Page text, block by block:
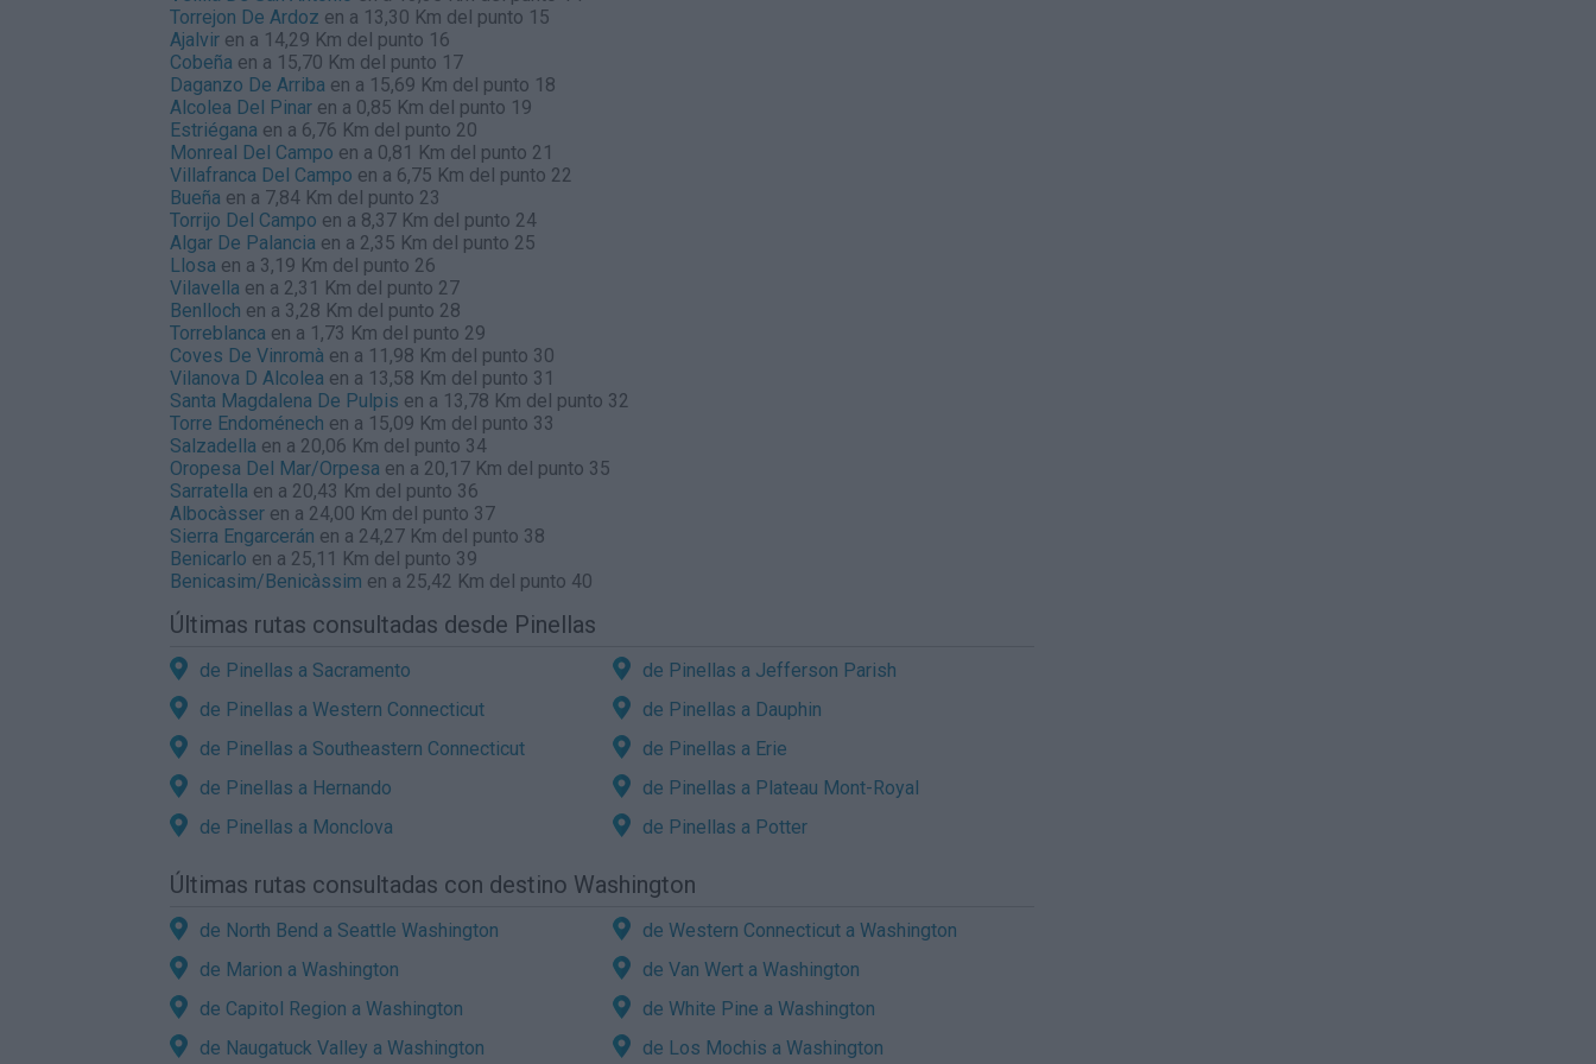
Torrejon De Ardoz en a 13,30 Km del punto 15
Ajalvir en a 14,29 Km del punto 16
Cobeña en a 15,70 Km del punto 17
Daganzo De Arriba en a 15,69 Km del punto 18
Alcolea Del Pinar en a 0,85 Km del punto 19
Estriégana en a 6,76 Km del punto 20
Monreal Del Campo en a 0,81 Km del punto 21
Villafranca Del Campo en a 6,75 Km del punto 22
Bueña en a 7,84 Km del punto 23
Torrijo Del Campo en a 8,37 Km del punto 24
Algar De Palancia en a 2,35 Km del punto 25
Llosa en a 3,19 Km del punto 26
Vilavella en a 2,31 Km del punto 27
Benlloch en a 3,28 Km del punto 28
Torreblanca en a 1,73 Km del punto 29
Coves De Vinromà en a 11,98 Km del punto 30
Vilanova D Alcolea en a 13,58 Km del punto 31
Santa Magdalena De Pulpis en a 13,78 Km del punto 32
Torre Endoménech en a 15,09 Km del punto 33
Salzadella en a 20,06 Km del punto 34
Oropesa Del Mar/Orpesa en a 20,17 Km del punto 35
Sarratella en a 20,43 Km del punto 36
Albocàsser en a 24,00 Km del punto 37
Sierra Engarcerán en a 24,27 Km del punto 38
Benicarlo en a 25,11 Km del punto 39
Benicasim/Benicàssim en a 25,42 Km del punto 40
Últimas rutas consultadas desde Pinellas
de Pinellas a Sacramento
de Pinellas a Jefferson Parish
de Pinellas a Western Connecticut
de Pinellas a Dauphin
de Pinellas a Southeastern Connecticut
de Pinellas a Erie
de Pinellas a Hernando
de Pinellas a Plateau Mont-Royal
de Pinellas a Monclova
de Pinellas a Potter
Últimas rutas consultadas con destino Washington
de North Bend a Seattle Washington
de Western Connecticut a Washington
de Marion a Washington
de Van Wert a Washington
de Capitol Region a Washington
de White Pine a Washington
de Naugatuck Valley a Washington
de Los Mochis a Washington